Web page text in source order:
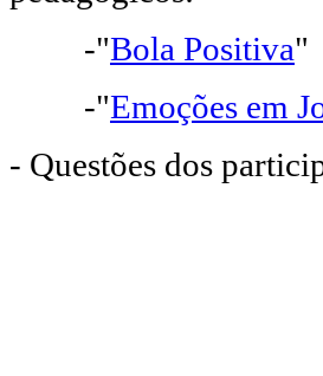
-"Bola Positiva"
-"Emoções em
- Questões dos